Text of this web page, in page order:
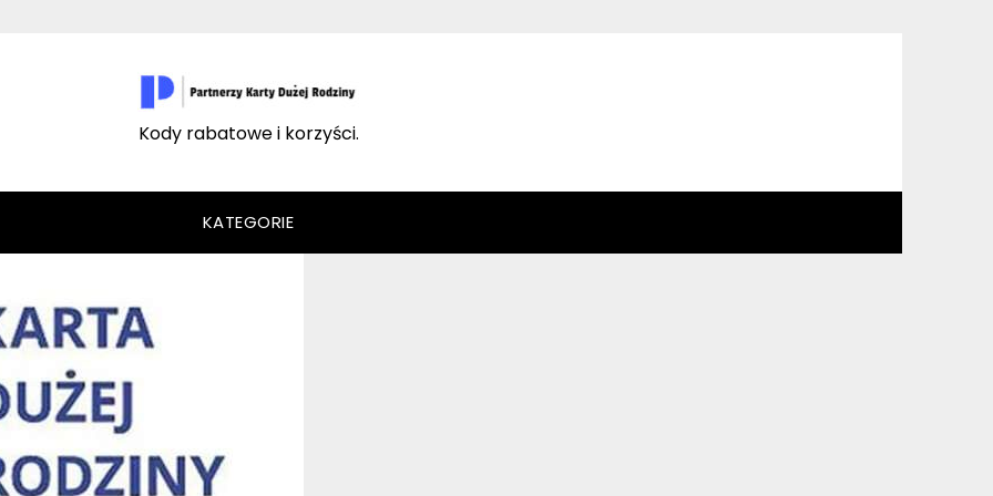
Kody rabatowe i korzyści.
KATEGORIE